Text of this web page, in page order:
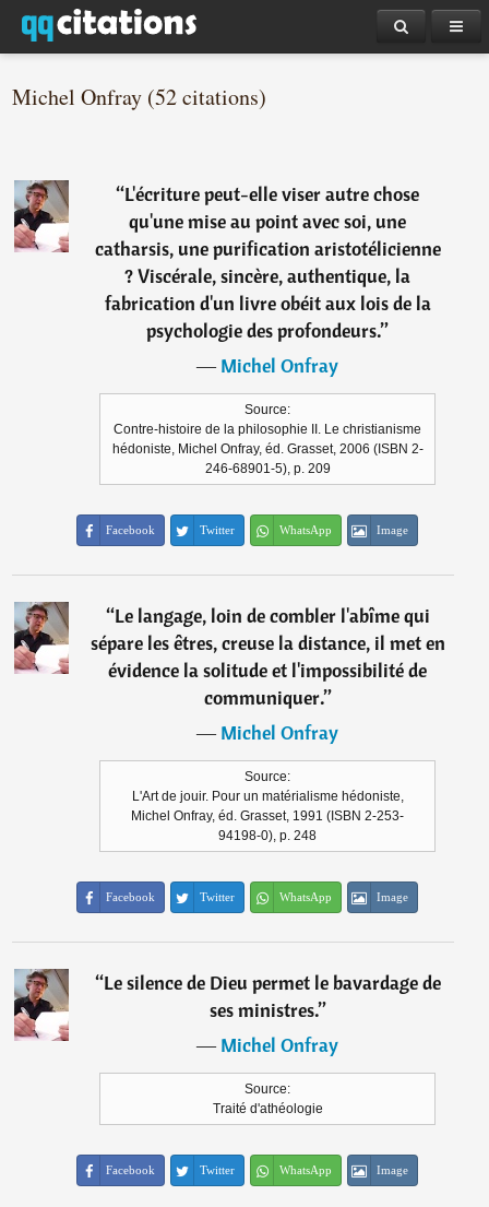
Michel Onfray (52 citations)
“L'écriture peut-elle viser autre chose
qu'une mise au point avec soi, une
catharsis, une purification aristotélicienne
? Viscérale, sincère, authentique, la
fabrication d'un livre obéit aux lois de la
psychologie des profondeurs.”
―Michel Onfray
Source:
Contre-histoire de la philosophie II. Le christianisme
hédoniste, Michel Onfray, éd. Grasset, 2006 (ISBN 2-
246-68901-5), p. 209
Facebook Twitter WhatsApp Image
“Le langage, loin de combler l'abîme qui
sépare les êtres, creuse la distance, il met en
évidence la solitude et l'impossibilité de
communiquer.”
―Michel Onfray
Source:
L'Art de jouir. Pour un matérialisme hédoniste,
Michel Onfray, éd. Grasset, 1991 (ISBN 2-253-
94198-0), p. 248
Facebook Twitter WhatsApp Image
“Le silence de Dieu permet le bavardage de
ses ministres.”
―Michel Onfray
Source:
Traité d'athéologie
Facebook Twitter WhatsApp Image